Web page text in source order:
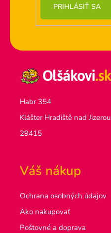
PRIHLÁSIŤ SA
Habr 354
Klášter Hradiště nad Jizerou
29415
Váš nákup
Ochrana osobných údajov
Ako nakupovať
Poštovné a doprava